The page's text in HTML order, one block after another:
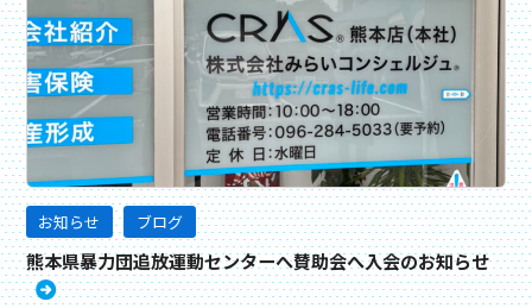
お知らせ ブログ
熊本県暴力団追放運動センターへ賛助会へ入会のお知らせ